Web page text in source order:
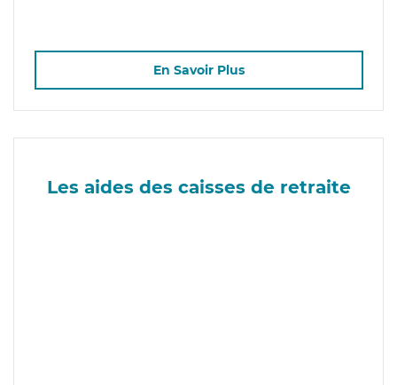
En Savoir Plus
Les aides des caisses de retraite